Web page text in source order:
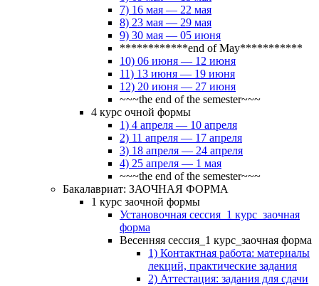
7) 16 мая — 22 мая
8) 23 мая — 29 мая
9) 30 мая — 05 июня
************end of May***********
10) 06 июня — 12 июня
11) 13 июня — 19 июня
12) 20 июня — 27 июня
~~~the end of the semester~~~
4 курс очной формы
1) 4 апреля — 10 апреля
2) 11 апреля — 17 апреля
3) 18 апреля — 24 апреля
4) 25 апреля — 1 мая
~~~the end of the semester~~~
Бакалавриат: ЗАОЧНАЯ ФОРМА
1 курс заочной формы
Установочная сессия_1 курс_заочная
форма
Весенняя сессия_1 курс_заочная форма
1) Контактная работа: материалы
лекций, практические задания
2) Аттестация: задания для сдачи